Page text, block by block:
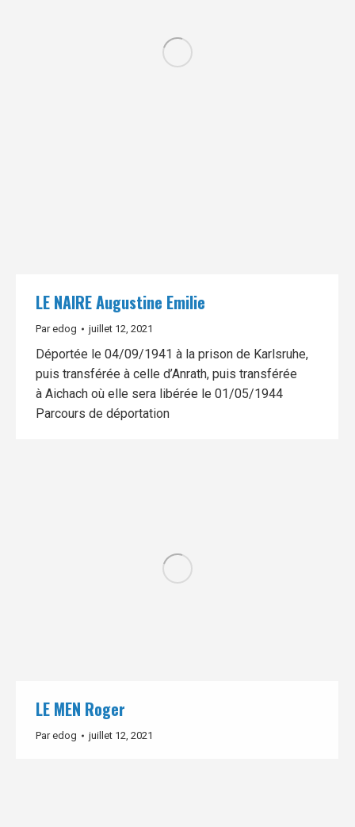
LE NAIRE Augustine Emilie
Paredog juillet 12, 2021
Déportée le 04/09/1941 à la prison de Karlsruhe,
puis transférée à celle d’Anrath, puis transférée
à Aichach où elle sera libérée le 01/05/1944
Parcours de déportation
LE MEN Roger
Paredog juillet 12, 2021